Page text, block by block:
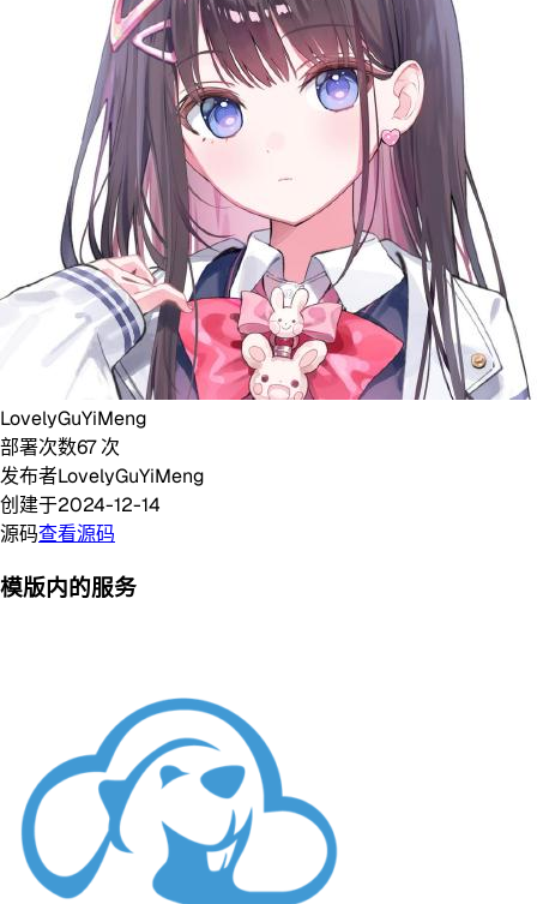
LovelyGuYiMeng
部署次数67 次
发布者LovelyGuYiMeng
创建于2024-12-14
源码查看源码
模版内的服务